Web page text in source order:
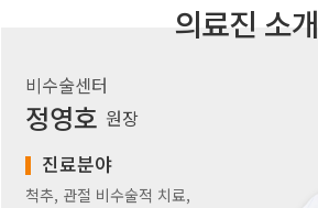
의료진 소개
비수술센터
정영호 원장
진료분야
척추, 관절 비수술적 치료,